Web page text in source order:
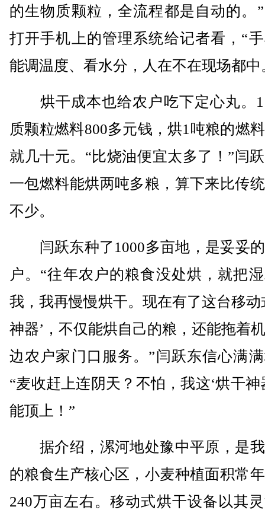
的生物质颗粒，全流程都是自动的。
打开手机上的管理系统给记者看，“
能调温度、看水分，人在不在现场都中
烘干成本也给农户吃下定心丸。1
质颗粒燃料800多元钱，烘1吨粮的燃
就几十元。“比烧油便宜太多了！”闫
一包燃料能烘两吨多粮，算下来比传
不少。
闫跃东种了1000多亩地，是妥妥
户。“往年农户的粮食没处烘，就把
我，我再慢慢烘干。现在有了这台移动
神器’，不仅能烘自己的粮，还能拖着
边农户家门口服务。”闫跃东信心满
“麦收赶上连阴天？不怕，我这‘烘干神
能顶上！”
据介绍，漯河地处豫中平原，是
的粮食生产核心区，小麦种植面积常
240万亩左右。移动式烘干设备以其